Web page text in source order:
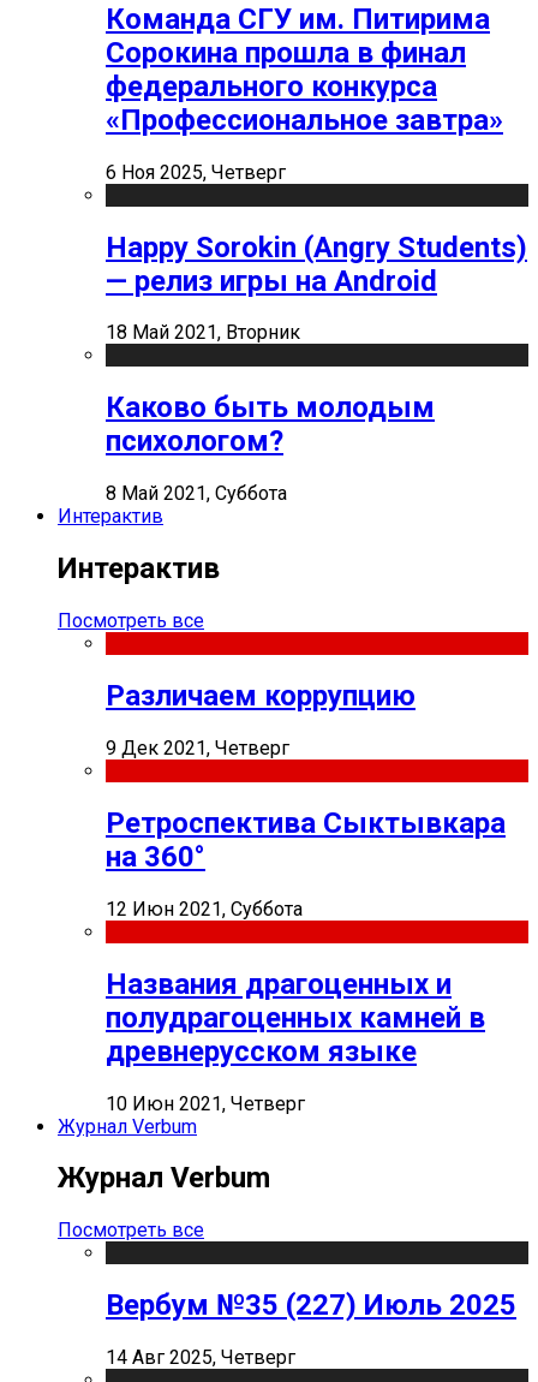
Команда СГУ им. Питирима
Сорокина прошла в финал
федерального конкурса
«Профессиональное завтра»
6 Ноя 2025, Четверг
Happy Sorokin (Angry Students)
— релиз игры на Android
18 Май 2021, Вторник
Каково быть молодым
психологом?
8 Май 2021, Суббота
Интерактив
Интерактив
Посмотреть все
Различаем коррупцию
9 Дек 2021, Четверг
Ретроспектива Сыктывкара
на 360°
12 Июн 2021, Суббота
Названия драгоценных и
полудрагоценных камней в
древнерусском языке
10 Июн 2021, Четверг
Журнал Verbum
Журнал Verbum
Посмотреть все
Вербум №35 (227) Июль 2025
14 Авг 2025, Четверг